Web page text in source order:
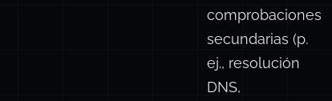
estos
candidatos,
utiliza
comprobaciones